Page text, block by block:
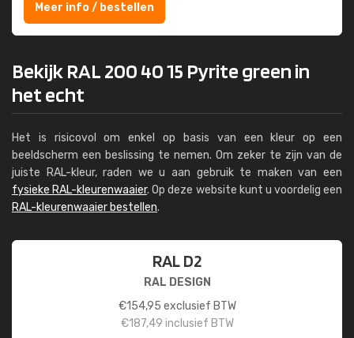
Meer info / bestellen
Bekijk RAL 200 40 15 Pyrite green in
het echt
Het is risicovol om enkel op basis van een kleur op een
beeldscherm een beslissing te nemen. Om zeker te zijn van de
juiste RAL-kleur, raden we u aan gebruik te maken van een
fysieke RAL-kleurenwaaier. Op deze website kunt u voordelig een
RAL-kleurenwaaier bestellen.
RAL D2
RAL DESIGN
€154,95 exclusief BTW
€187,49 inclusief BTW